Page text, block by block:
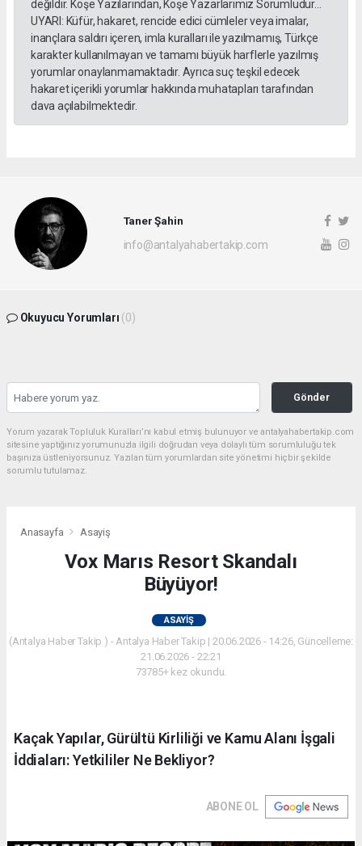
değildir. Köşe Yazılarından, Köşe Yazarlarımız Sorumludur...
UYARI: Küfür, hakaret, rencide edici cümleler veya imalar,
inançlara saldırı içeren, imla kuralları ile yazılmamış, Türkçe
karakter kullanılmayan ve tamamı büyük harflerle yazılmış
yorumlar onaylanmamaktadır. Ayrıca suç teşkil edecek
hakaret içerikli yorumlar hakkında muhatapları tarafından
dava açılabilmektedir.
Taner Şahin
info@antalyahabertakip.com
Okuyucu Yorumları (0)
Gönder
Yorum yazarak Topluluk Kuralları’nı kabul etmiş bulunuyor ve antalyahabertakip.com
sitesine yaptığınız yorumunuzla ilgili doğrudan veya dolaylı tüm sorumluluğu tek
başınıza üstleniyorsunuz. Yazılan tüm yorumlardan site yönetimi hiçbir şekilde
sorumlu tutulamaz.
Anasayfa Asayiş
Vox Marıs Resort Skandalı
Büyüyor!
ASAYIŞ
(Antalya Haber Takip ) - Antalya Haber Takip | 20.06.2026 - 14:26, Güncelleme:
21.06.2026 - 22:21
73785+ kez okundu.
Kaçak Yapılar, Gürültü Kirliliği ve Kamu Alanı İşgali
İddiaları: Yetkililer Ne Bekliyor?
ABONE OL